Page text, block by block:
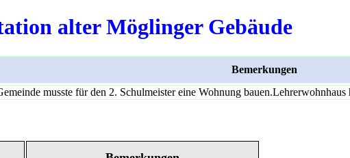
alter Möglinger Gebäude
Bemerkungen
musste für den 2. Schulmeister eine Wohnung bauen.Lehrerwohnhaus